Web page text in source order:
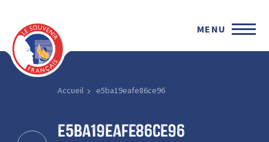
MENU
Accueil e5ba19eafe86ce96
e5ba19eafe86ce96